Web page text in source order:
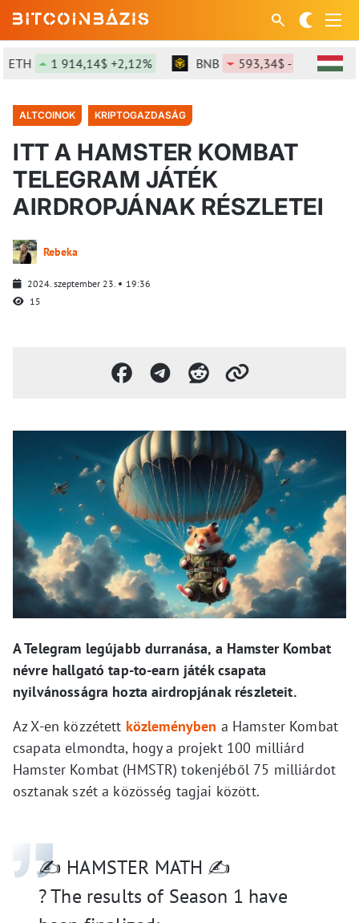
1 914,14$ +2,12% BNB 593,34$ -1,25%
ALTCOINOK KRIPTOGAZDASÁG
ITT A HAMSTER KOMBAT
TELEGRAM JÁTÉK
AIRDROPJÁNAK RÉSZLETEI
Rebeka
2024. szeptember 23.
19:36
15
A Telegram legújabb durranása, a Hamster Kombat
névre hallgató tap-to-earn játék csapata
nyilvánosságra hozta airdropjának részleteit.
Az X-en közzétett közleményben a Hamster Kombat
csapata elmondta, hogy a projekt 100 milliárd
Hamster Kombat (HMSTR) tokenjéből 75 milliárdot
osztanak szét a közösség tagjai között.
✍️ HAMSTER MATH ✍️
? The results of Season 1 have